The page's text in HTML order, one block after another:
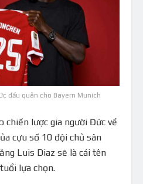
đầu quân cho Bayern Munich
chiến lược gia người Đức về
cựu số 10 đội chủ sân
Luis Diaz sẽ là cái tên
lựa chọn.